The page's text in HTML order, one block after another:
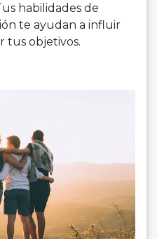
habilidades de
te ayudan a influir
tus objetivos.